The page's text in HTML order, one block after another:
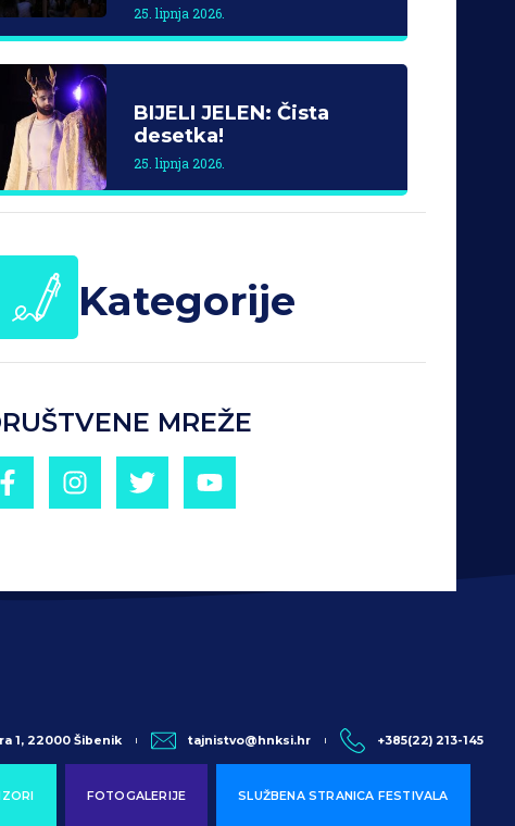
25. lipnja 2026.
BIJELI JELEN: Čista
desetka!
25. lipnja 2026.
Kategorije
MREŽE
FOTOGALERIJE SLUŽBENA STRANICA FESTIVALA
1, 22000 Šibenik tajnistvo@hnksi.hr +385(22) 213-145